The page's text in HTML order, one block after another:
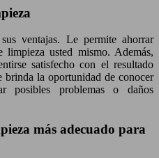
ventajas. Le permite ahorrar
usted mismo. Además,
satisfecho con el resultado
la oportunidad de conocer
posibles problemas o daños
más adecuado para